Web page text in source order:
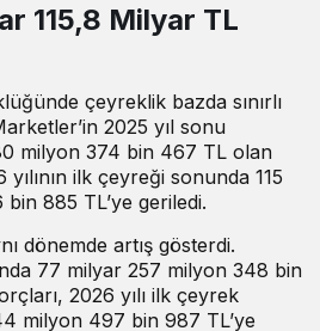
115,8 Milyar TL
çeyreklik bazda sınırlı
2025 yıl sonu
milyon 374 bin 467 TL olan
ilk çeyreği sonunda 115
885 TL’ye geriledi.
dönemde artış gösterdi.
77 milyar 257 milyon 348 bin
2026 yılı ilk çeyrek
milyon 497 bin 987 TL’ye